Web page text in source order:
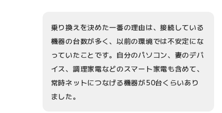
乗り換えを決めた一番の理由は、接続している
機器の台数が多く、以前の環境では不安定にな
っていたことです。自分のパソコン、妻のデバ
イス、調理家電などのスマート家電も含めて、
常時ネットにつなげる機器が50台くらいあり
ました。